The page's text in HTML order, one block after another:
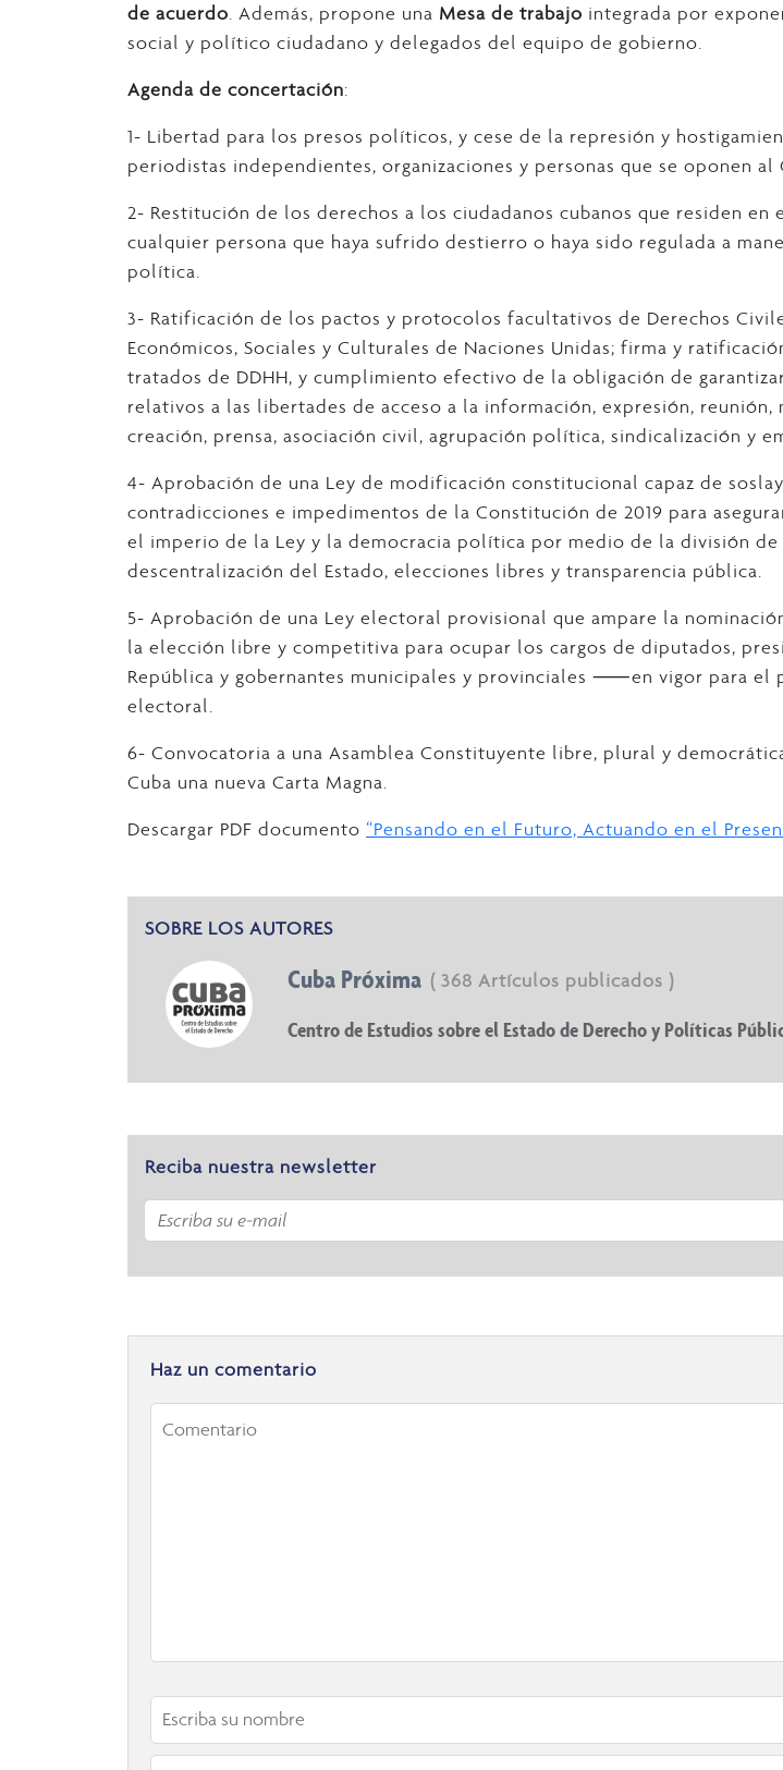
de acuerdo. Además, propone una Mesa de trabajo integrada por
social y político ciudadano y delegados del equipo de gobierno.
Agenda de concertación:
1- Libertad para los presos políticos, y cese de la represión y
periodistas independientes, organizaciones y personas que se oponen al
2- Restitución de los derechos a los ciudadanos cubanos que residen en
cualquier persona que haya sufrido destierro o haya sido regulada a
política.
3- Ratificación de los pactos y protocolos facultativos de Derechos
Económicos, Sociales y Culturales de Naciones Unidas; firma y
tratados de DDHH, y cumplimiento efectivo de la obligación de
relativos a las libertades de acceso a la información, expresión, reunión,
creación, prensa, asociación civil, agrupación política, sindicalización y
4- Aprobación de una Ley de modificación constitucional capaz de
contradicciones e impedimentos de la Constitución de 2019 para
el imperio de la Ley y la democracia política por medio de la división de
descentralización del Estado, elecciones libres y transparencia pública.
5- Aprobación de una Ley electoral provisional que ampare la
la elección libre y competitiva para ocupar los cargos de diputados,
República y gobernantes municipales y provinciales ⸺en vigor para el
electoral.
6- Convocatoria a una Asamblea Constituyente libre, plural y
Cuba una nueva Carta Magna.
Descargar PDF documento “Pensando en el Futuro, Actuando en el
SOBRE LOS AUTORES
Cuba Próxima ( 368 Artículos publicados )
Centro de Estudios sobre el Estado de Derecho y Políticas
Reciba nuestra newsletter
Haz un comentario